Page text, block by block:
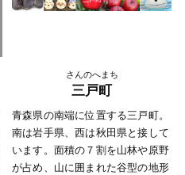
さんのへまち
三戸町
青森県の南端に位置する三戸町。
南は岩手県、西は秋田県と接して
います。面積の７割を山林や原野
が占め、山に囲まれた谷型の地形